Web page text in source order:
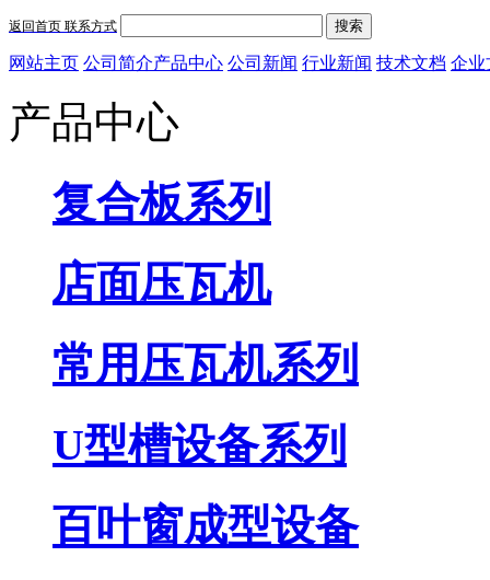
返回首页 联系方式 搜索
网站主页 公司简介产品中心 公司新闻 行业新闻 技术文档 企业
产品中心
复合板系列
店面压瓦机
常用压瓦机系列
U型槽设备系列
百叶窗成型设备